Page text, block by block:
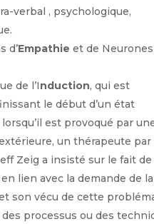
verbal , psychologique,
d’Empathie et de Neurones
de l’Induction, qui est
le début d’un état
lorsqu’il est provoqué par
un thérapeute par
Zeig a insisté sur le fait de
lien avec la demande de la
son vécu de cette
processus ou des